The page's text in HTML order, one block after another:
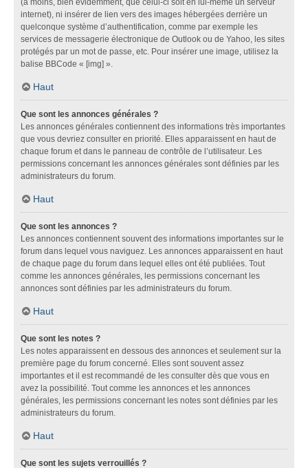
(à moins, bien évidemment, que celui-ci soit en lui-même un serveur
internet), ni insérer de lien vers des images hébergées derrière un
quelconque système d’authentification, comme par exemple les
services de messagerie électronique de Outlook ou de Yahoo, les sites
protégés par un mot de passe, etc. Pour insérer une image, utilisez la
balise BBCode « [img] ».
Haut
Que sont les annonces générales ?
Les annonces générales contiennent des informations très importantes
que vous devriez consulter en priorité. Elles apparaissent en haut de
chaque forum et dans le panneau de contrôle de l’utilisateur. Les
permissions concernant les annonces générales sont définies par les
administrateurs du forum.
Haut
Que sont les annonces ?
Les annonces contiennent souvent des informations importantes sur le
forum dans lequel vous naviguez. Les annonces apparaissent en haut
de chaque page du forum dans lequel elles ont été publiées. Tout
comme les annonces générales, les permissions concernant les
annonces sont définies par les administrateurs du forum.
Haut
Que sont les notes ?
Les notes apparaissent en dessous des annonces et seulement sur la
première page du forum concerné. Elles sont souvent assez
importantes et il est recommandé de les consulter dès que vous en
avez la possibilité. Tout comme les annonces et les annonces
générales, les permissions concernant les notes sont définies par les
administrateurs du forum.
Haut
Que sont les sujets verrouillés ?